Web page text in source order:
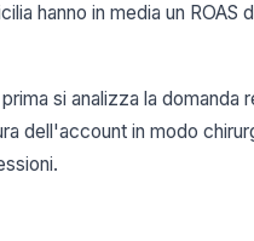
hanno in media un
si analizza la domanda
dell'account in modo